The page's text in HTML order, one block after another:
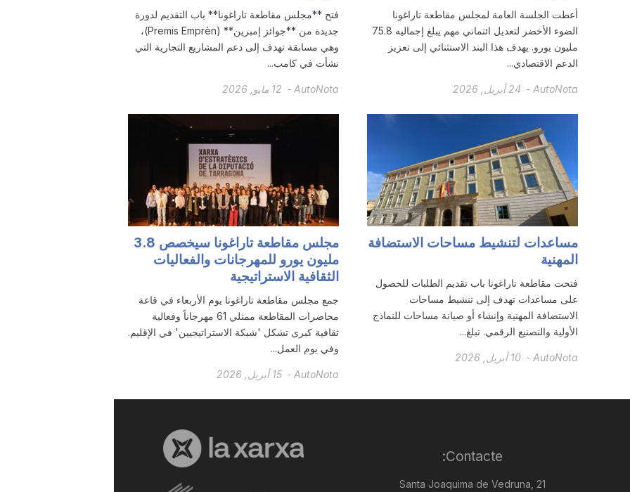
فتح **مجلس مقاطعة تاراغونا** باب التقديم لدورة
جديدة من **جوائز إمبرين** (Premis Emprèn)،
وهي مسابقة تهدف إلى دعم المشاريع التجارية التي
نشأت في كامب...
AutoNota
- 12 مايو, 2026
أعطت الجلسة العامة لمجلس مقاطعة تاراغونا
الضوء الأخضر لتعديل ائتماني مهم يبلغ إجماليه 75.8
مليون يورو. يهدف هذا البند الاستثنائي إلى تعزيز
الدعم الاقتصادي...
AutoNota
- 24 أبريل, 2026
مجلس مقاطعة تاراغونا سيخصص 3.8
مليون يورو للمهرجانات والفعاليات
الثقافية الاستراتيجية
جمع مجلس مقاطعة تاراغونا يوم الأربعاء في قاعة
محاضرات المقاطعة ممثلي 61 مهرجاناً وفعالية
ثقافية كبرى تشكل 'شبكة الاستراتيجيين' في الإقليم.
وفي يوم العمل...
AutoNota
- 15 أبريل, 2026
مساعدات لتنشيط مساحات الاستضافة
المهنية
فتحت مقاطعة تاراغونا باب تقديم الطلبات للحصول
على مساعدات تهدف إلى تنشيط مساحات
الاستضافة المهنية وإنشاء أو صيانة مساحات للنماذج
الأولية والتصنيع الرقمي. تبلغ...
AutoNota
- 10 أبريل, 2026
Contacte:
Santa Joaquima de Vedruna, 21